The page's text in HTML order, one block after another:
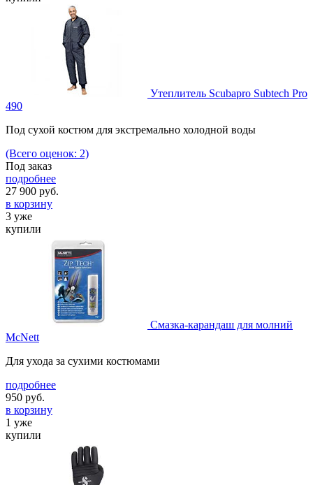
Утеплитель Scubapro Subtech Pro
490
Под сухой костюм для экстремально холодной воды
(Всего оценок: 2)
Под заказ
подробнее
27 900 руб.
в корзину
3 уже
купили
Смазка-карандаш для молний
McNett
Для ухода за сухими костюмами
подробнее
950 руб.
в корзину
1 уже
купили